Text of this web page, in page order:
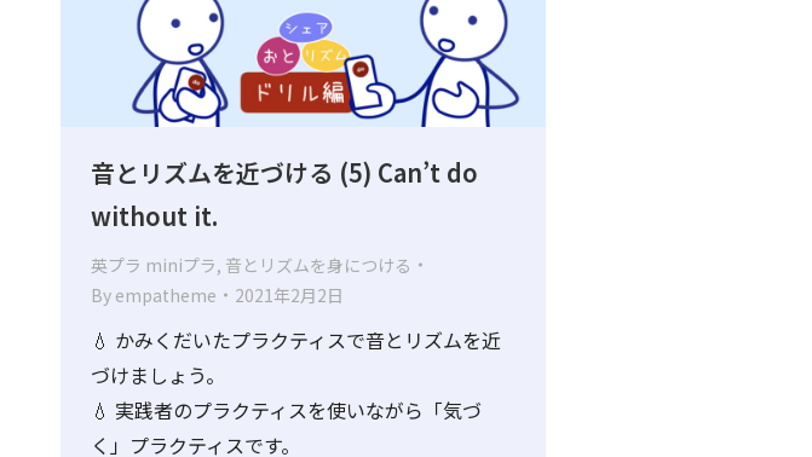
音とリズムを近づける (5) Can’t do
without it.
英プラ miniプラ, 音とリズムを身につける
By empatheme 2021年2月2日
💧 かみくだいたプラクティスで音とリズムを近
づけましょう。
💧 実践者のプラクティスを使いながら「気づ
く」プラクティスです。